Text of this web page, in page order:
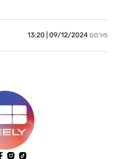
פורסם 09/12/2024 | 13:20